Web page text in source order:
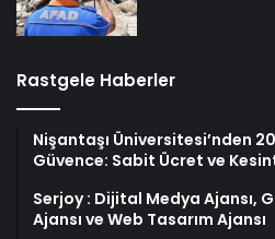
Rastgele Haberler
Nişantaşı Üniversitesi’nden
Güvence: Sabit Ücret ve
Serjoy : Dijital Medya Ajansı,
Ajansı ve Web Tasarım Ajansı